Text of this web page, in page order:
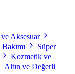
Aksesuar
Süper
Kozmetik ve
Altın ve Değerli